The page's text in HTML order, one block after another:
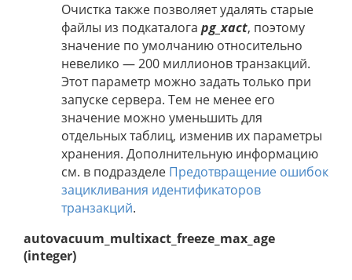
Очистка также позволяет удалять старые
файлы из подкаталога pg_xact, поэтому
значение по умолчанию относительно
невелико — 200 миллионов транзакций.
Этот параметр можно задать только при
запуске сервера. Тем не менее его
значение можно уменьшить для
отдельных таблиц, изменив их параметры
хранения. Дополнительную информацию
см. в подразделе Предотвращение ошибок
зацикливания идентификаторов
транзакций.
autovacuum_multixact_freeze_max_age
(integer)